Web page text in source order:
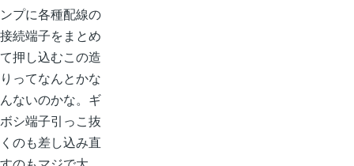
ンプに各種配線の
接続端子をまとめ
て押し込むこの造
りってなんとかな
んないのかな。ギ
ボシ端子引っこ抜
くのも差し込み直